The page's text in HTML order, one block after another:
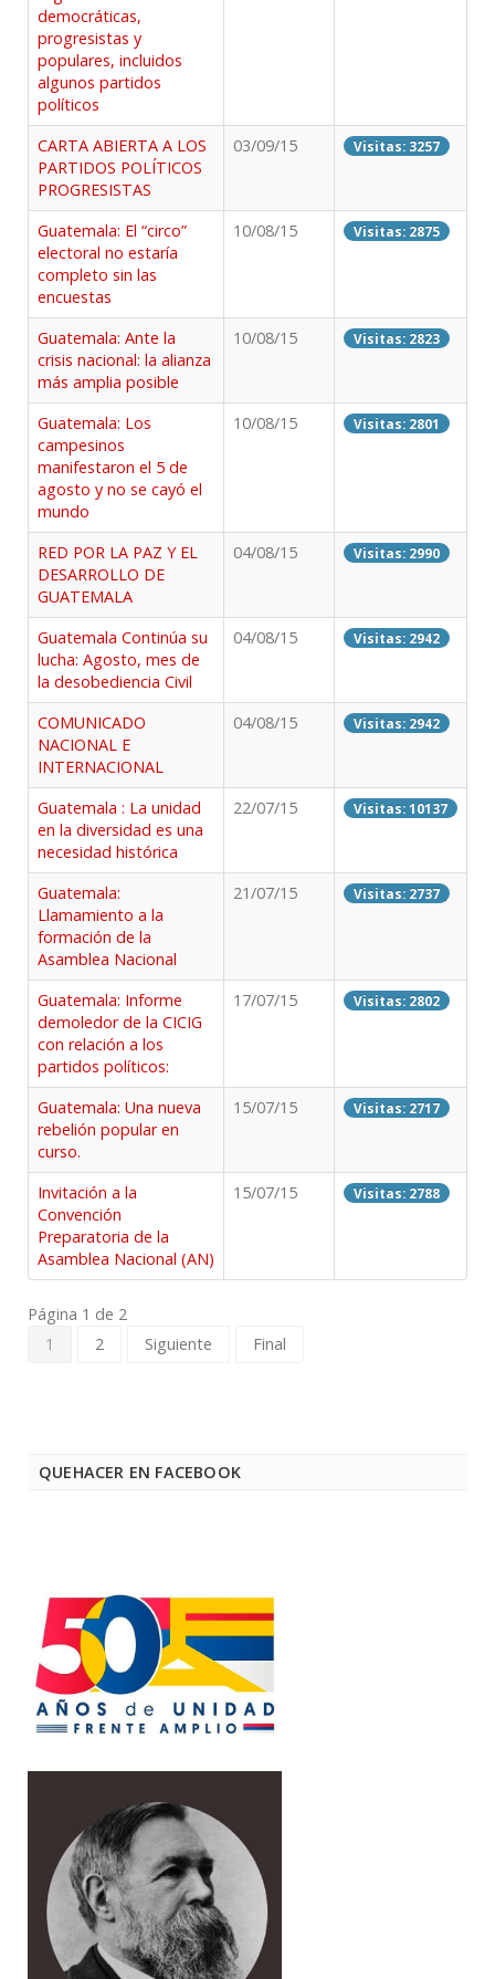
democráticas,
progresistas y
populares, incluidos
algunos partidos
políticos
CARTA ABIERTA A LOS
PARTIDOS POLÍTICOS
PROGRESISTAS
03/09/15 Visitas: 3257
Guatemala: El “circo”
electoral no estaría
completo sin las
encuestas
10/08/15 Visitas: 2875
Guatemala: Ante la
crisis nacional: la alianza
más amplia posible
10/08/15 Visitas: 2823
Guatemala: Los
campesinos
manifestaron el 5 de
agosto y no se cayó el
mundo
10/08/15 Visitas: 2801
RED POR LA PAZ Y EL
DESARROLLO DE
GUATEMALA
04/08/15 Visitas: 2990
Guatemala Continúa su
lucha: Agosto, mes de
la desobediencia Civil
04/08/15 Visitas: 2942
COMUNICADO
NACIONAL E
INTERNACIONAL
04/08/15 Visitas: 2942
Guatemala : La unidad
en la diversidad es una
necesidad histórica
22/07/15 Visitas: 10137
Guatemala:
Llamamiento a la
formación de la
Asamblea Nacional
21/07/15 Visitas: 2737
Guatemala: Informe
demoledor de la CICIG
con relación a los
partidos políticos:
17/07/15 Visitas: 2802
Guatemala: Una nueva
rebelión popular en
curso.
15/07/15 Visitas: 2717
Invitación a la
Convención
Preparatoria de la
Asamblea Nacional (AN)
15/07/15 Visitas: 2788
Página 1 de 2
1
2 Siguiente Final
QUEHACER EN FACEBOOK